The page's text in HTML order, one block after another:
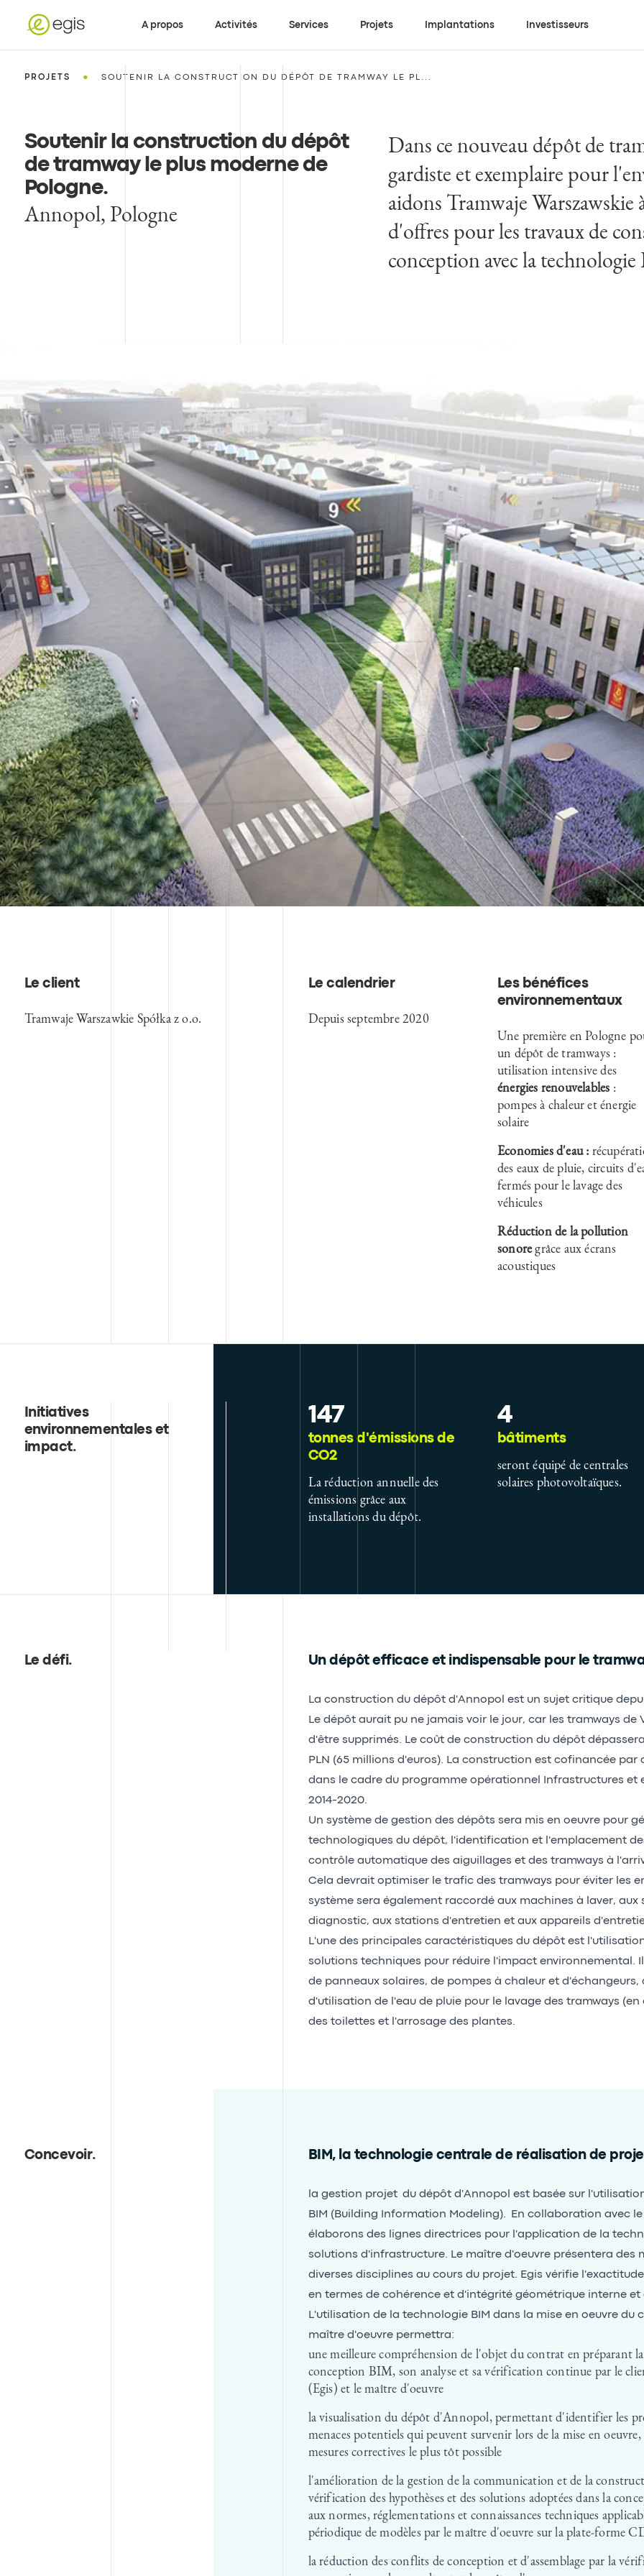
A propos Activités Services Projets Implantations Investisseurs
PROJETS • SOUTENIR LA CONSTRUCTION DU DÉPÔT DE TRAMWAY LE PL...
Soutenir la construction du dépôt
de tramway le plus moderne de
Pologne.
Annopol, Pologne
Dans ce nouveau dépôt de
gardiste et exemplaire pour
aidons Tramwaje
d'offres pour les travaux de
conception avec la
Le client
Tramwaje Warszawkie Spółka z o.o.
Le calendrier
Depuis septembre 2020
Les bénéfices
environnementaux
Une première en Pologne
un dépôt de tramways :
utilisation intensive des
énergies renouvelables :
pompes à chaleur et énergie
solaire
Economies d'eau :
des eaux de pluie, circuits
fermés pour le lavage des
véhicules
Réduction de la pollution
sonoregrâce aux écrans
acoustiques
Initiatives
environnementales et
impact.
147
tonnes d'émissions de
CO2
La réduction annuelle des
émissions grâce aux
installations du dépôt.
4
bâtiments
seront équipé de centrales
solaires photovoltaïques.
Le défi. Un dépôt efficace et indispensable pour le
La construction du dépôt d'Annopol est un sujet critique
Le dépôt aurait pu ne jamais voir le jour, car les tramways de
d'être supprimés. Le coût de construction du dépôt
PLN (65 millions d'euros). La construction est cofinancée par
dans le cadre du programme opérationnel Infrastructures et
2014-2020.
Un système de gestion des dépôts sera mis en oeuvre pour
technologiques du dépôt, l'identification et l'emplacement
contrôle automatique des aiguillages et des tramways à
Cela devrait optimiser le trafic des tramways pour éviter les
système sera également raccordé aux machines à laver, aux
diagnostic, aux stations d'entretien et aux appareils
L'une des principales caractéristiques du dépôt est
solutions techniques pour réduire l'impact environnemental.
de panneaux solaires, de pompes à chaleur et d'échangeurs,
d'utilisation de l'eau de pluie pour le lavage des tramways (en
des toilettes et l'arrosage des plantes.
Concevoir. BIM, la technologie centrale de réalisation de
la gestion projet du dépôt d'Annopol est basée sur
BIM (Building Information Modeling). En collaboration avec
élaborons des lignes directrices pour l'application de la
solutions d'infrastructure. Le maître d'oeuvre présentera des
diverses disciplines au cours du projet. Egis vérifie
en termes de cohérence et d'intégrité géométrique interne et
L'utilisation de la technologie BIM dans la mise en oeuvre du
maître d'oeuvre permettra:
une meilleure compréhension de l'objet du contrat en préparant
conception BIM, son analyse et sa vérification continue par le
(Egis) et le maître d'oeuvre
la visualisation du dépôt d'Annopol, permettant d'identifier les
menaces potentiels qui peuvent survenir lors de la mise en oeuvre,
mesures correctives le plus tôt possible
l'amélioration de la gestion de la communication et de la
vérification des hypothèses et des solutions adoptées dans la
aux normes, réglementations et connaissances techniques
périodique de modèles par le maître d'oeuvre sur la plate-forme
la réduction des conflits de conception et d'assemblage par la